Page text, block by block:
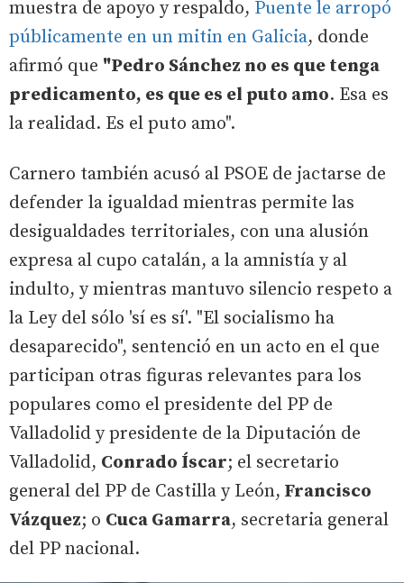
muestra de apoyo y respaldo, Puente le arropó
públicamente en un mitin en Galicia, donde
afirmó que "Pedro Sánchez no es que tenga
predicamento, es que es el puto amo. Esa es
la realidad. Es el puto amo".
Carnero también acusó al PSOE de jactarse de
defender la igualdad mientras permite las
desigualdades territoriales, con una alusión
expresa al cupo catalán, a la amnistía y al
indulto, y mientras mantuvo silencio respeto a
la Ley del sólo 'sí es sí'. "El socialismo ha
desaparecido", sentenció en un acto en el que
participan otras figuras relevantes para los
populares como el presidente del PP de
Valladolid y presidente de la Diputación de
Valladolid, Conrado Íscar; el secretario
general del PP de Castilla y León, Francisco
Vázquez; o Cuca Gamarra, secretaria general
del PP nacional.